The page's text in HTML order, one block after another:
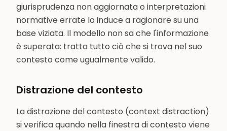
giurisprudenza non aggiornata o interpretazioni
normative errate lo induce a ragionare su una
base viziata. Il modello non sa che l'informazione
è superata: tratta tutto ciò che si trova nel suo
contesto come ugualmente valido.
Distrazione del contesto
La distrazione del contesto (context distraction)
si verifica quando nella finestra di contesto viene